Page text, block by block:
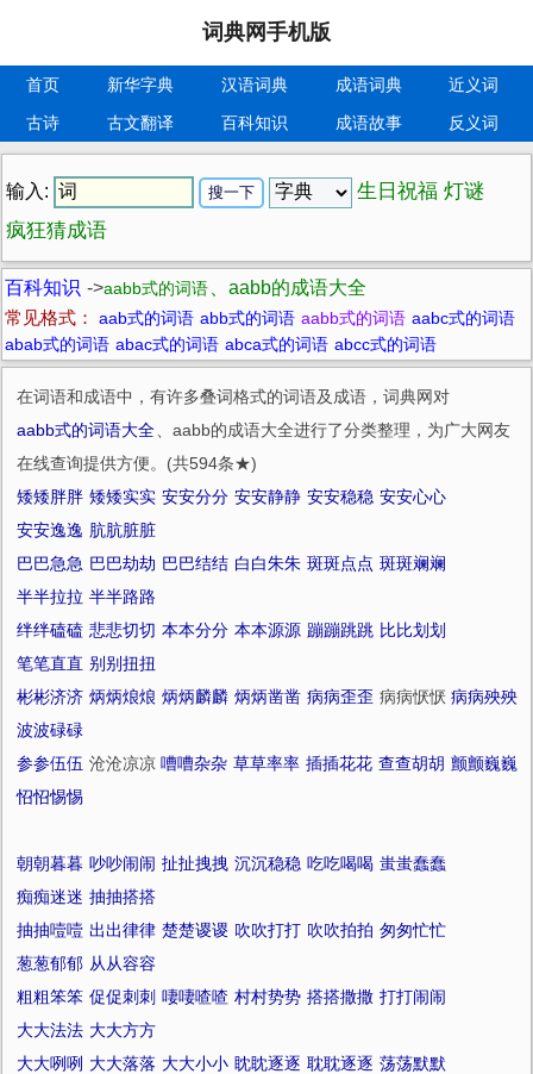
词典网手机版
首页 新华字典 汉语词典 成语词典
近义词
古诗
古文翻译 百科知识 成语故事 反义词
输入: 生日祝福 灯谜
疯狂猜成语
百科知识 ->aabb式的词语 、aabb的成语大全
常见格式： aab式的词语 abb式的词语 aabb式的词语 aabc式的词语
abab式的词语 abac式的词语 abca式的词语 abcc式的词语
在词语和成语中，有许多叠词格式的词语及成语，词典网对
aabb式的词语大全 、aabb的成语大全进行了分类整理，为广大网友
在线查询提供方便。(共594条★)
矮矮胖胖 矮矮实实 安安分分 安安静静 安安稳稳 安安心心
安安逸逸 肮肮脏脏
巴巴急急 巴巴劫劫 巴巴结结 白白朱朱 斑斑点点 斑斑斓斓
半半拉拉 半半路路
绊绊磕磕 悲悲切切 本本分分 本本源源 蹦蹦跳跳 比比划划
笔笔直直 别别扭扭
彬彬济济 炳炳烺烺 炳炳麟麟 炳炳凿凿 病病歪歪 病病恹恹 病病殃殃
波波碌碌
参参伍伍 沧沧凉凉 嘈嘈杂杂 草草率率 插插花花 查查胡胡 颤颤巍巍
怊怊惕惕
朝朝暮暮 吵吵闹闹 扯扯拽拽 沉沉稳稳 吃吃喝喝 蚩蚩蠢蠢
痴痴迷迷 抽抽搭搭
抽抽噎噎 出出律律 楚楚谡谡 吹吹打打 吹吹拍拍 匆匆忙忙
葱葱郁郁 从从容容
粗粗笨笨 促促刺刺 啛啛喳喳 村村势势 搭搭撒撒 打打闹闹
大大法法 大大方方
大大咧咧 大大落落 大大小小 眈眈逐逐 耽耽逐逐 荡荡默默